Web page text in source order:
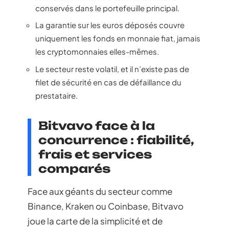
conservés dans le portefeuille principal.
La garantie sur les euros déposés couvre
uniquement les fonds en monnaie fiat, jamais
les cryptomonnaies elles-mêmes.
Le secteur reste volatil, et il n’existe pas de
filet de sécurité en cas de défaillance du
prestataire.
Bitvavo face à la
concurrence : fiabilité,
frais et services
comparés
Face aux géants du secteur comme
Binance, Kraken ou Coinbase, Bitvavo
joue la carte de la simplicité et de